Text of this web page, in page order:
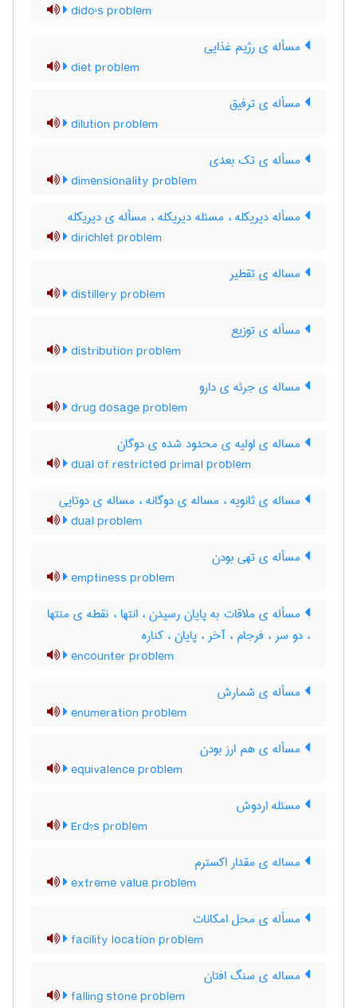
dido's problem
مسأله ی رژیم غذایی
diet problem
مسأله ی ترفیق
dilution problem
مسأله ی تک بعدی
dimensionality problem
مسأله دیریکله ، مسئله دیریکله ، مسأله ی دیریکله
dirichlet problem
مساله ی تقطیر
distillery problem
مسأله ی توزیع
distribution problem
مساله ی جرئه ی دارو
drug dosage problem
مساله ی اولیه ی محدود شده ی دوگان
dual of restricted primal problem
مساله ی ثانویه ، مساله ی دوگانه ، مساله ی دوتایی
dual problem
مسأله ی تهی بودن
emptiness problem
مسأله ی ملاقات به پایان رسیدن ، انتها ، نقطه ی منتها
، دو سر ، فرجام ، آخر ، پایان ، کناره
encounter problem
مسأله ی شمارش
enumeration problem
مسأله ی هم ارز بودن
equivalence problem
مسئله اردوش
Erd?s problem
مساله ی مقدار اکسترم
extreme value problem
مسأله ی محل امکانات
facility location problem
مساله ی سنگ افتان
falling stone problem